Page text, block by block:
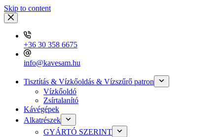
Skip to content
+36 30 358 6675
info@kavesam.hu
Tisztítás & Vízkőoldás & Vízszűrő patron
Vízkőoldó
Zsírtalanító
Kávégépek
Alkatrészek
GYÁRTÓ SZERINT